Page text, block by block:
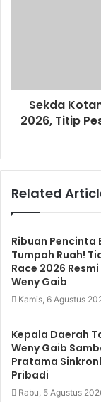
Sekda
2026, Titip
Related
Ribuan Pencinta
Tumpah Ruah!
Race 2026
Weny Gaib
Kamis, 6 Agustus
Kepala Daerah
Weny Gaib
Pratama
Pribadi
Rabu, 5 Agustus